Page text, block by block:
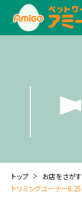
トップ お店をさがす
トリミングコーナー6.25